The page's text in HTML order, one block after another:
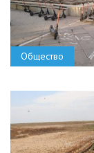
Общество